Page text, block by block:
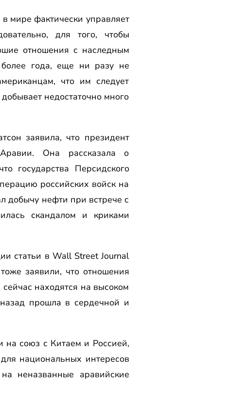
мире фактически управляет
для того, чтобы
отношения с наследным
года, еще ни разу не
что им следует
недостаточно много
заявила, что президент
Она рассказала о
государства Персидского
российских войск на
добычу нефти при встрече с
скандалом и криками
статьи в Wall Street Journal
заявили, что отношения
находятся на высоком
прошла в сердечной и
на союз с Китаем и Россией,
национальных интересов
неназванные аравийские